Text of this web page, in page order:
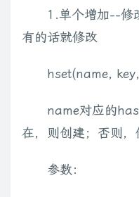
1.单个增加--修
有的话就修改
hset(name,
name对应的
在，则创建；否则，
参数：